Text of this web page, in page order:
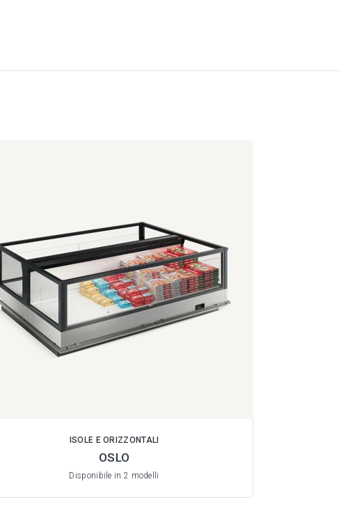
ISOLE E ORIZZONTALI
OSLO
Disponibile in 2 modelli